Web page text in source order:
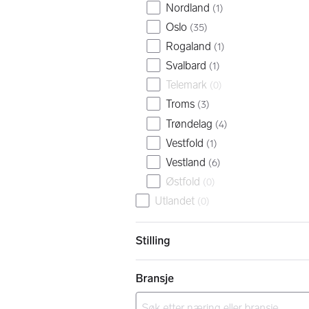
Nordland (1)
Oslo (35)
Rogaland (1)
Svalbard (1)
Telemark (0)
Troms (3)
Trøndelag (4)
Vestfold (1)
Vestland (6)
Østfold (0)
Utlandet (0)
Stilling
Bransje